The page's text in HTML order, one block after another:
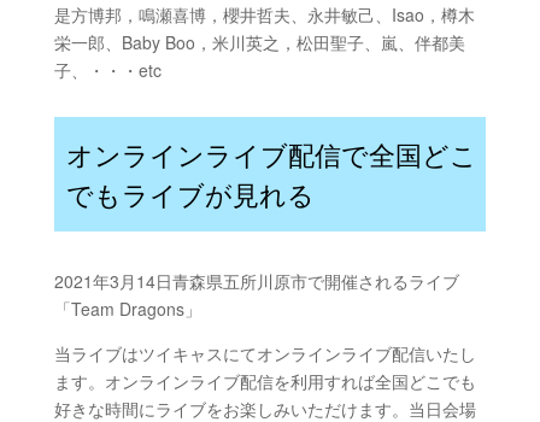
是方博邦，鳴瀬喜博，櫻井哲夫、永井敏己、Isao，樽木
栄一郎、Baby Boo，米川英之，松田聖子、嵐、伴都美
子、・・・etc
オンラインライブ配信で全国どこ
でもライブが見れる
2021年3月14日青森県五所川原市で開催されるライブ
「Team Dragons」
当ライブはツイキャスにてオンラインライブ配信いたし
ます。オンラインライブ配信を利用すれば全国どこでも
好きな時間にライブをお楽しみいただけます。当日会場